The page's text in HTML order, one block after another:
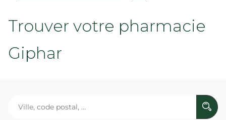
Trouver votre pharmacie
Giphar